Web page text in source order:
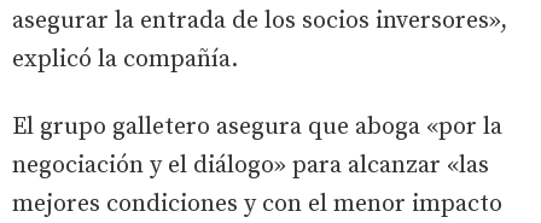
asegurar la entrada de los socios inversores»,
explicó la compañía.
El grupo galletero asegura que aboga «por la
negociación y el diálogo» para alcanzar «las
mejores condiciones y con el menor impacto